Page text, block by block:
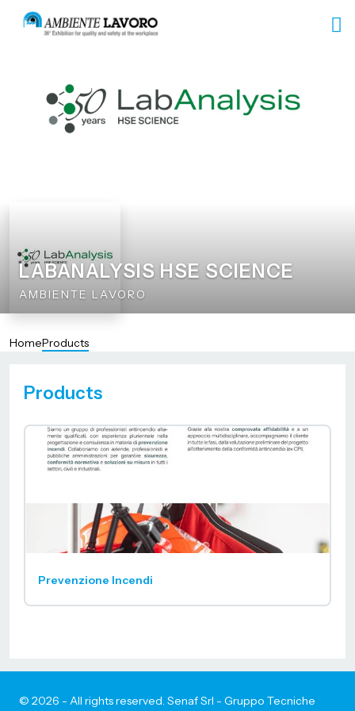
LABANALYSIS HSE SCIENCE
AMBIENTE LAVORO
HomeProducts
Products
Prevenzione Incendi
© 2026 - All rights reserved. Senaf Srl - Gruppo Tecniche